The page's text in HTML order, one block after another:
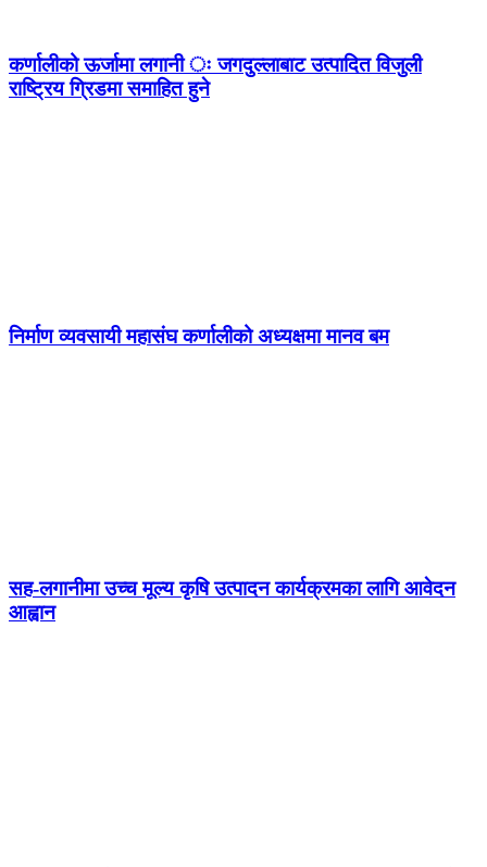
कर्णालीको ऊर्जामा लगानी ः जगदुल्लाबाट उत्पादित विजुली
राष्ट्रिय ग्रिडमा समाहित हुने
निर्माण व्यवसायी महासंघ कर्णालीको अध्यक्षमा मानव बम
सह-लगानीमा उच्च मूल्य कृषि उत्पादन कार्यक्रमका लागि आवेदन
आह्वान